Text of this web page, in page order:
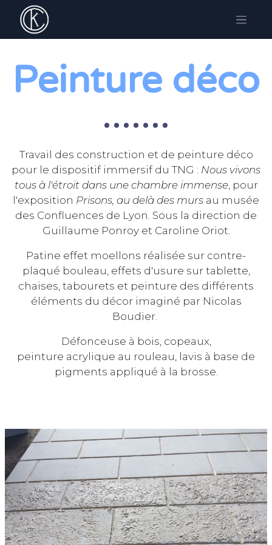
Peinture déco
Travail des construction et de peinture déco
pour le dispositif immersif du TNG : Nous vivons
tous à l'étroit dans une chambre immense, pour
l'exposition Prisons, au delà des murs au musée
des Confluences de Lyon. Sous la direction de
Guillaume Ponroy et Caroline Oriot.
Patine effet moellons réalisée sur contre-
plaqué bouleau, effets d'usure sur tablette,
chaises, tabourets et peinture des différents
éléments du décor imaginé par Nicolas
Boudier.
Défonceuse à bois, copeaux,
peinture acrylique au rouleau, lavis à base de
pigments appliqué à la brosse.